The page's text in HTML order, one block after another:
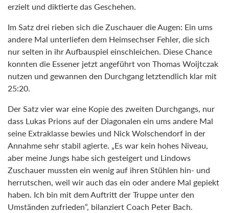
erzielt und diktierte das Geschehen.
Im Satz drei rieben sich die Zuschauer die Augen: Ein ums
andere Mal unterliefen dem Heimsechser Fehler, die sich
nur selten in ihr Aufbauspiel einschleichen. Diese Chance
konnten die Essener jetzt angeführt von Thomas Woijtczak
nutzen und gewannen den Durchgang letztendlich klar mit
25:20.
Der Satz vier war eine Kopie des zweiten Durchgangs, nur
dass Lukas Prions auf der Diagonalen ein ums andere Mal
seine Extraklasse bewies und Nick Wolschendorf in der
Annahme sehr stabil agierte. „Es war kein hohes Niveau,
aber meine Jungs habe sich gesteigert und Lindows
Zuschauer mussten ein wenig auf ihren Stühlen hin- und
herrutschen, weil wir auch das ein oder andere Mal gepiekt
haben. Ich bin mit dem Auftritt der Truppe unter den
Umständen zufrieden“, bilanziert Coach Peter Bach.